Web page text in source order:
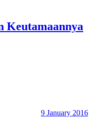
Keutamaannya
9 January 2016